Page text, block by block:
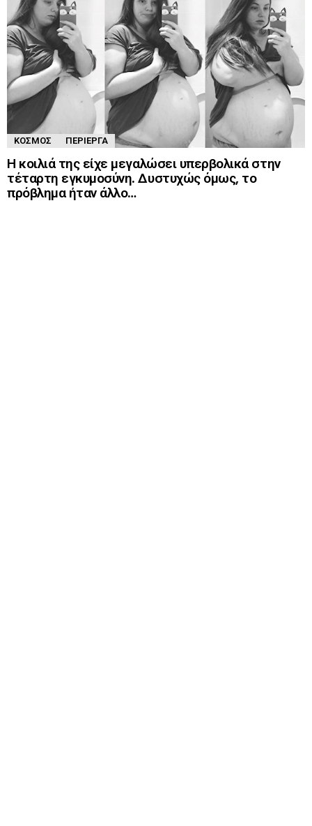
ΚΌΣΜΟΣ ΠΕΡΊΕΡΓΑ
Η κοιλιά της είχε μεγαλώσει υπερβολικά στην
τέταρτη εγκυμοσύνη. Δυστυχώς όμως, το
πρόβλημα ήταν άλλο…